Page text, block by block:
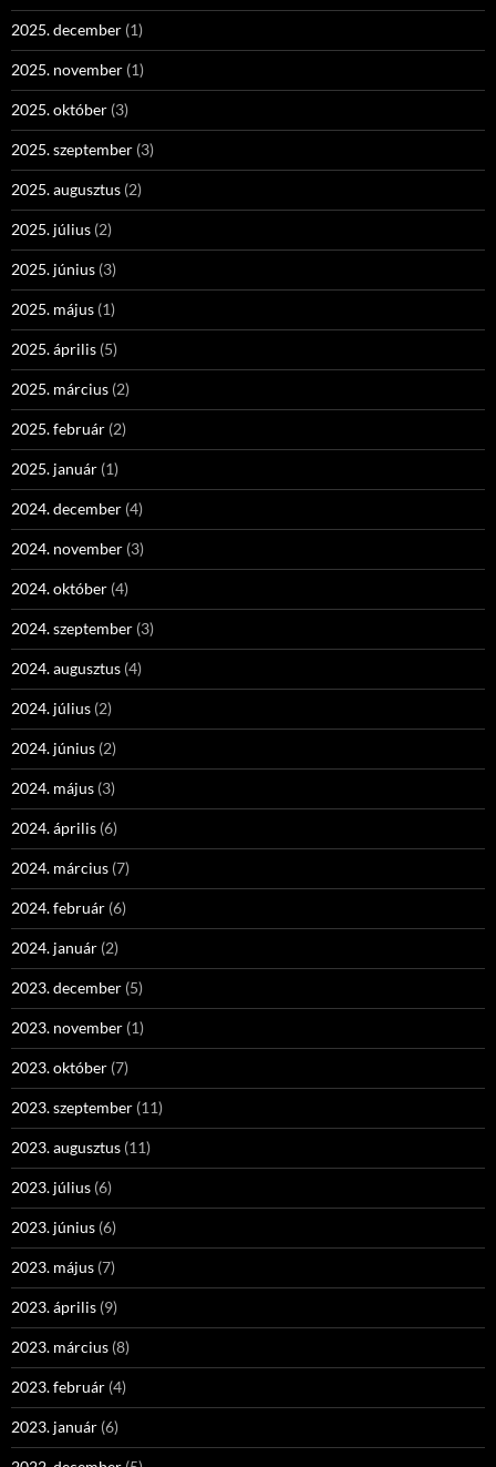
2025. december (1)
2025. november (1)
2025. október (3)
2025. szeptember (3)
2025. augusztus (2)
2025. július (2)
2025. június (3)
2025. május (1)
2025. április (5)
2025. március (2)
2025. február (2)
2025. január (1)
2024. december (4)
2024. november (3)
2024. október (4)
2024. szeptember (3)
2024. augusztus (4)
2024. július (2)
2024. június (2)
2024. május (3)
2024. április (6)
2024. március (7)
2024. február (6)
2024. január (2)
2023. december (5)
2023. november (1)
2023. október (7)
2023. szeptember (11)
2023. augusztus (11)
2023. július (6)
2023. június (6)
2023. május (7)
2023. április (9)
2023. március (8)
2023. február (4)
2023. január (6)